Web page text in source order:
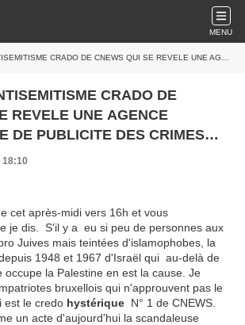
MENU
DE CNEWS QUI SE REVELE UNE AGENCE ISLAMOPHOBE DE PUBLICITE DES CRIMES SIONISTES
CRADO DE
REVELE UNE AGENCE
DE PUBLICITE DES CRIMES
18:10
cet après-midi vers 16h et vous
je dis. S'il y a eu si peu de personnes aux
Juives mais teintées d'islamophobes, la
1948 et 1967 d'Israël qui au-delà de
occupe la Palestine en est la cause. Je
bruxellois qui n'approuvent pas le
est le credo hystérique N° 1 de CNEWS.
un acte d'aujourd'hui la scandaleuse